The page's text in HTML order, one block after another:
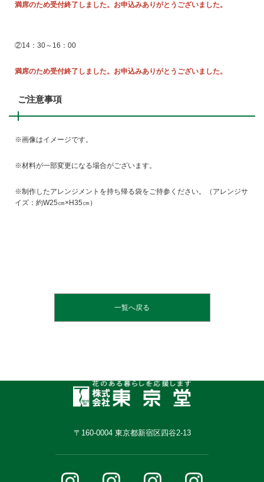
満席のため受付終了しました。お申込みありがとうございました。
②14：30～16：00
満席のため受付終了しました。お申込みありがとうございました。
ご注意事項
※画像はイメージです。
※材料が一部変更になる場合がございます。
※制作したアレンジメントを持ち帰る袋をご持参ください。（アレンジサ
イズ：約W25㎝×H35㎝）
一覧へ戻る
〒160-0004 東京都新宿区四谷2-13